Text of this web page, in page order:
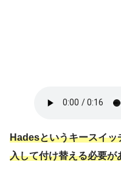
Hadesというキースイッ
入して付け替える必要が